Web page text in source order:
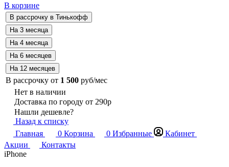
В корзине
В рассрочку от 1 500 руб/мес
Нет в наличии
Доставка по городу от 290р
Нашли дешевле?
Назад к списку
Главная
0 Корзина 0 Избранные
Кабинет
Акции
Контакты
iPhone